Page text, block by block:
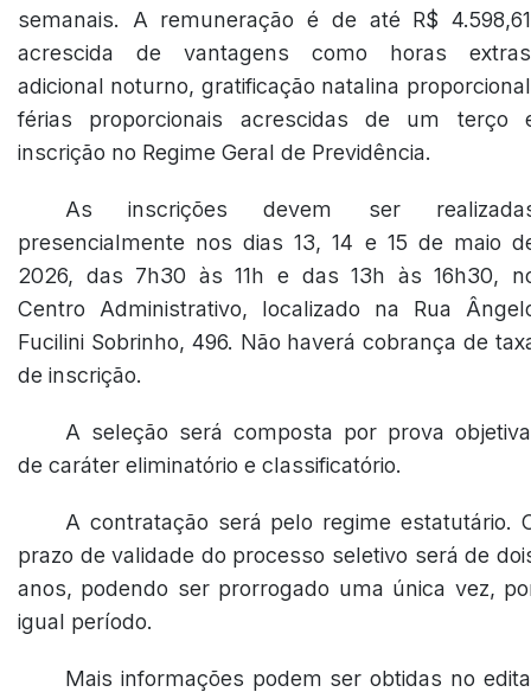
semanais. A remuneração é de até R$
acrescida de vantagens como horas
adicional noturno, gratificação natalina
férias proporcionais acrescidas de um terço
inscrição no Regime Geral de Previdência.
As inscrições devem ser
presencialmente nos dias 13, 14 e 15 de maio
2026, das 7h30 às 11h e das 13h às 16h30,
Centro Administrativo, localizado na Rua
Fucilini Sobrinho, 496. Não haverá cobrança de
de inscrição.
A seleção será composta por prova
de caráter eliminatório e classificatório.
A contratação será pelo regime estatutário.
prazo de validade do processo seletivo será de
anos, podendo ser prorrogado uma única vez,
igual período.
Mais informações podem ser obtidas no